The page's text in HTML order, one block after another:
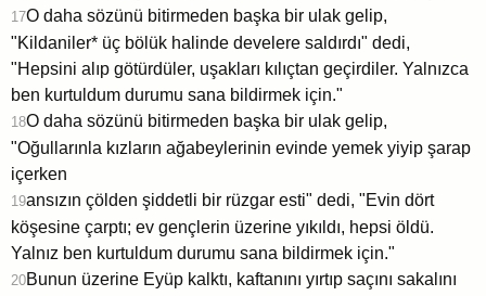
17O daha sözünü bitirmeden başka bir ulak gelip,
"Kildaniler* üç bölük halinde develere saldırdı" dedi,
"Hepsini alıp götürdüler, uşakları kılıçtan geçirdiler. Yalnızca
ben kurtuldum durumu sana bildirmek için."
18O daha sözünü bitirmeden başka bir ulak gelip,
"Oğullarınla kızların ağabeylerinin evinde yemek yiyip şarap
içerken
19ansızın çölden şiddetli bir rüzgar esti" dedi, "Evin dört
köşesine çarptı; ev gençlerin üzerine yıkıldı, hepsi öldü.
Yalnız ben kurtuldum durumu sana bildirmek için."
20Bunun üzerine Eyüp kalktı, kaftanını yırtıp saçını sakalını